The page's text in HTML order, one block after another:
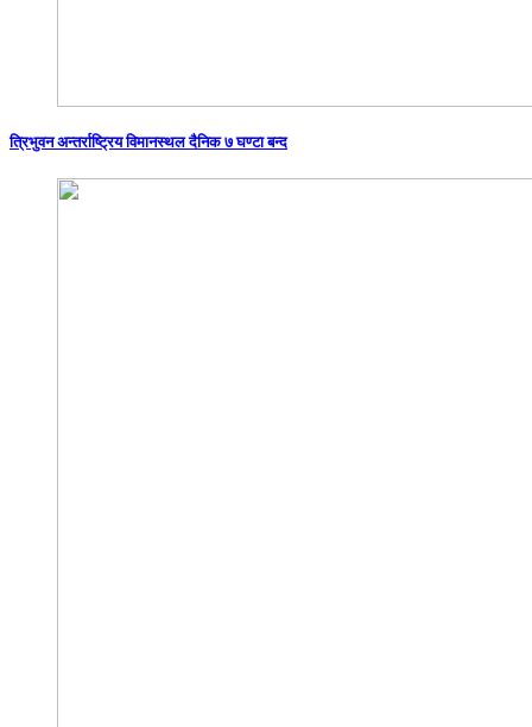
त्रिभुवन अन्तर्राष्ट्रिय विमानस्थल दैनिक ७ घण्टा बन्द